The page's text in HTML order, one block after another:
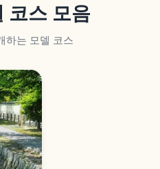
코스 모음
하는 모델 코스